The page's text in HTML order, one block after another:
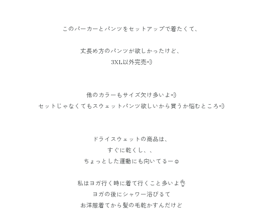
このパーカーとパンツをセットアップで着たくて、
丈長め方のパンツが欲しかったけど、
3XL以外完売💨
他のカラーもサイズ欠け多いよ💨
セットじゃなくてもスウェットパンツ欲しいから買うか悩むところ💨
ドライスウェットの商品は、
すぐに乾くし、、
ちょっとした運動にも向いてるー☺️
私はヨガ行く時に着て行くこと多いよ👌
ヨガの後にシャワー浴びるて
お洋服着てから髪の毛乾かすんだけど